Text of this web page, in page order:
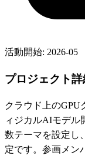
活動開始: 2026-05
プロジェクト詳
クラウド上のGPU
ィジカルAIモデル
数テーマを設定し
定です。参画メン